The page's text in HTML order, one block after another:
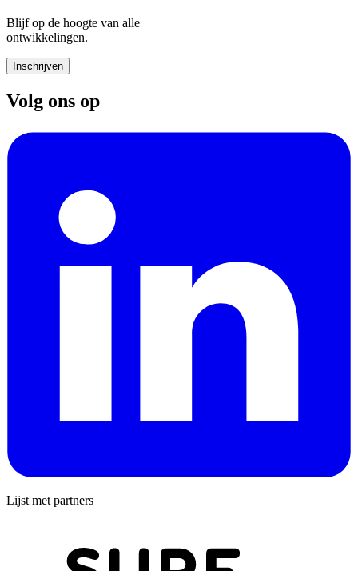
Blijf op de hoogte van alle
ontwikkelingen.
Inschrijven
Volg ons op
Lijst met partners